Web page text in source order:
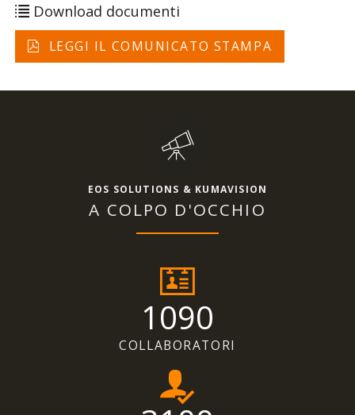
Download documenti
LEGGI IL COMUNICATO STAMPA
EOS SOLUTIONS & KUMAVISION
A COLPO D'OCCHIO
1090
COLLABORATORI